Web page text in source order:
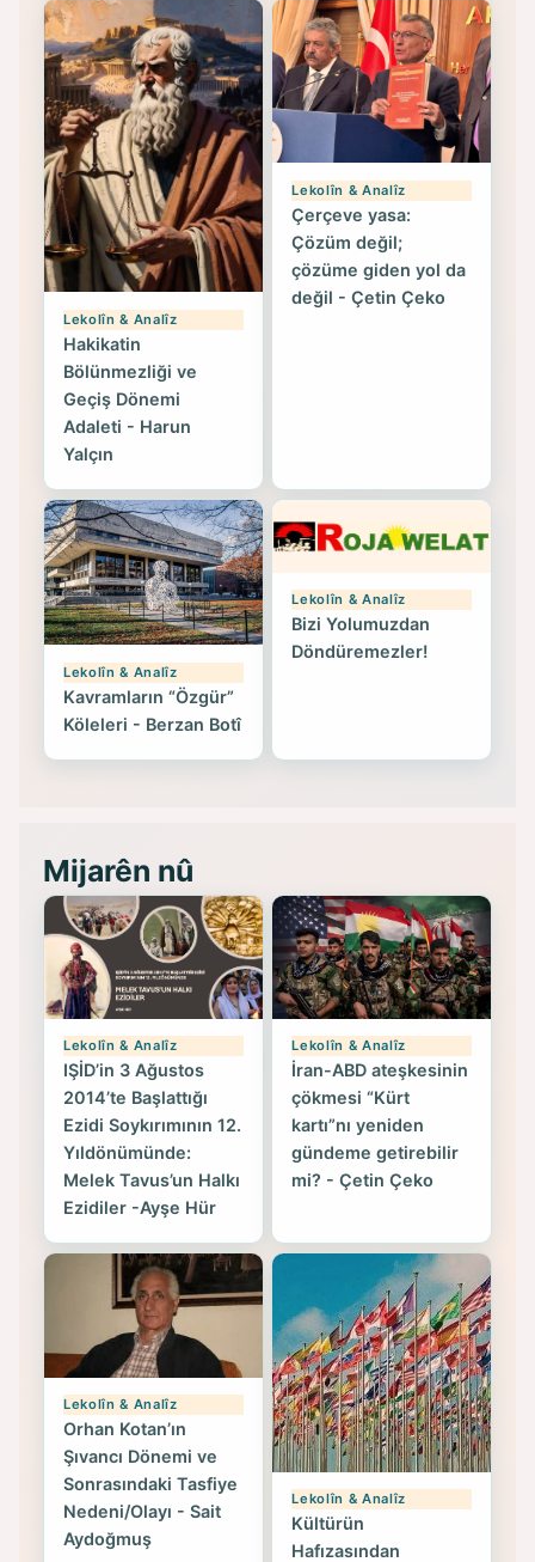
Lekolîn & Analîz
Hakikatin
Bölünmezliği ve
Geçiş Dönemi
Adaleti - Harun
Yalçın
Lekolîn & Analîz
Çerçeve yasa:
Çözüm değil;
çözüme giden yol da
değil - Çetin Çeko
Lekolîn & Analîz
Kavramların “Özgür”
Köleleri - Berzan Botî
Lekolîn & Analîz
Bizi Yolumuzdan
Döndüremezler!
Mijarên nû
Lekolîn & Analîz
IŞİD’in 3 Ağustos
2014’te Başlattığı
Ezidi Soykırımının 12.
Yıldönümünde:
Melek Tavus’un Halkı
Ezidiler -Ayşe Hür
Lekolîn & Analîz
İran-ABD ateşkesinin
çökmesi “Kürt
kartı”nı yeniden
gündeme getirebilir
mi? - Çetin Çeko
Lekolîn & Analîz
Orhan Kotan’ın
Şıvancı Dönemi ve
Sonrasındaki Tasfiye
Nedeni/Olayı - Sait
Aydoğmuş
Lekolîn & Analîz
Kültürün
Hafızasından